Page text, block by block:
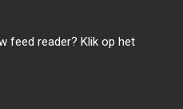
feed reader? Klik op het